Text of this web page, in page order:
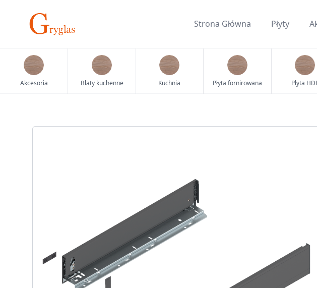
Strona Główna Płyty
Akcesoria Blaty kuchenne Kuchnia Płyta fornirowana Płyta